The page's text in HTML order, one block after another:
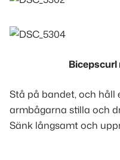
Stå på bandet, och håll
armbågarna stilla och
Sänk långsamt och